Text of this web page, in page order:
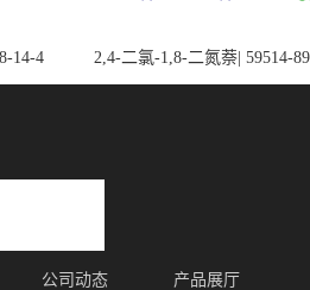
14-4 2,4-二氯-1,8-二氮萘| 59514-
公司动态 产品展厅